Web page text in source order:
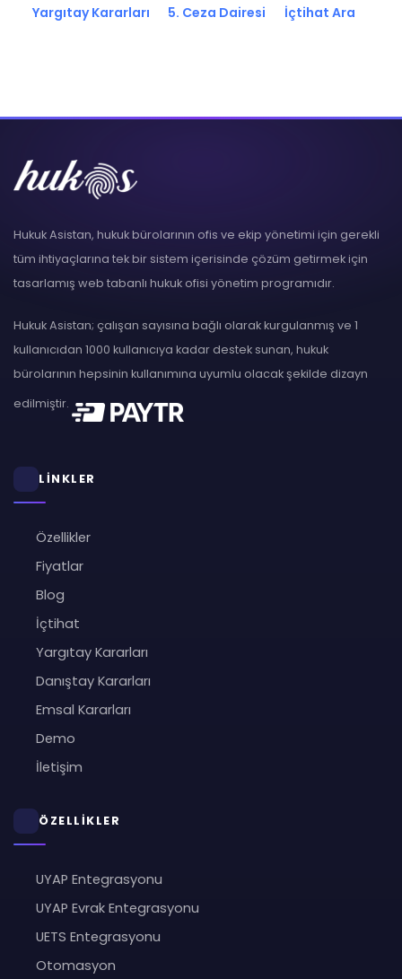
Yargıtay Kararları 5. Ceza Dairesi İçtihat Ara
Hukuk Asistan, hukuk bürolarının ofis ve ekip yönetimi için gerekli
tüm ihtiyaçlarına tek bir sistem içerisinde çözüm getirmek için
tasarlamış web tabanlı hukuk ofisi yönetim programıdır.
Hukuk Asistan; çalışan sayısına bağlı olarak kurgulanmış ve 1
kullanıcıdan 1000 kullanıcıya kadar destek sunan, hukuk
bürolarının hepsinin kullanımına uyumlu olacak şekilde dizayn
edilmiştir.
LİNKLER
Özellikler
Fiyatlar
Blog
İçtihat
Yargıtay Kararları
Danıştay Kararları
Emsal Kararları
Demo
İletişim
ÖZELLİKLER
UYAP Entegrasyonu
UYAP Evrak Entegrasyonu
UETS Entegrasyonu
Otomasyon